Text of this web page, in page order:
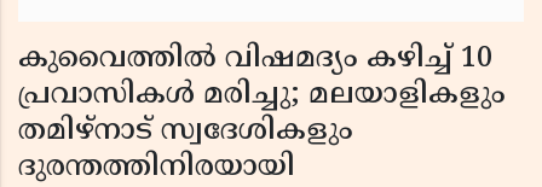
കുവൈത്തിൽ വിഷമദ്യം കഴിച്ച് 10
പ്രവാസികൾ മരിച്ചു; മലയാളികളും
തമിഴ്നാട് സ്വദേശികളും
ദുരന്തത്തിനിരയായി